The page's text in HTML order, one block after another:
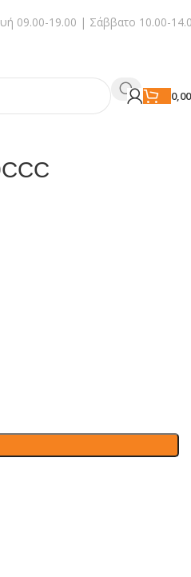
09.00-19.00 | Σάββατο 10.00-